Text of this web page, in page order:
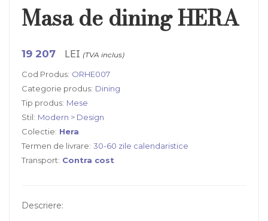
Masa de dining HERA
19 207 LEI (TVA inclus)
Cod Produs: ORHE007
Categorie produs: Dining
Tip produs: Mese
Stil: Modern > Design
Colectie: Hera
Termen de livrare: 30-60 zile calendaristice
Transport: Contra cost
Descriere: